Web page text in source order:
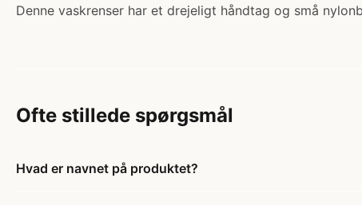
Denne vaskrenser har et drejeligt håndtag og små
Ofte stillede spørgsmål
Hvad er navnet på produktet?